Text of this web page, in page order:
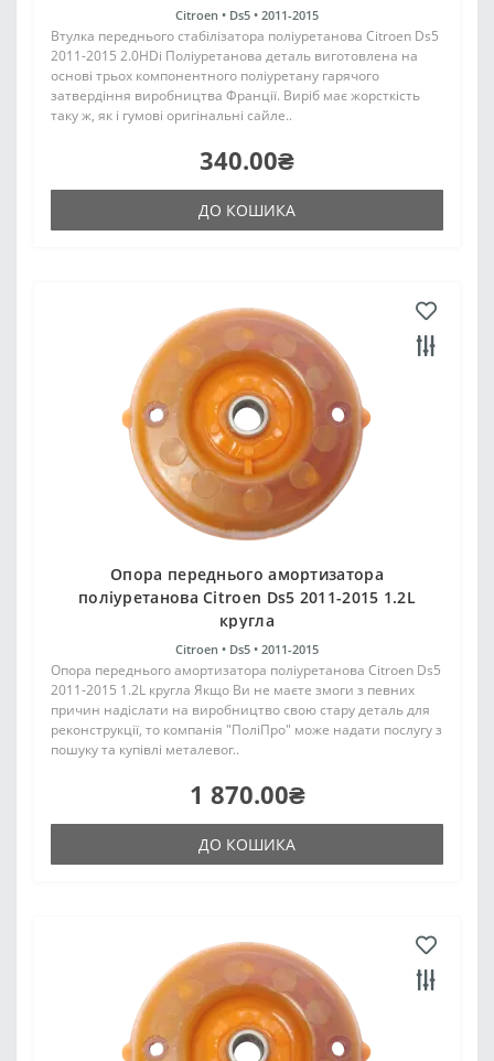
Citroen • Ds5 • 2011-2015
Втулка переднього стабілізатора поліуретанова Citroen Ds5
2011-2015 2.0HDi Поліуретанова деталь виготовлена на
основі трьох компонентного поліуретану гарячого
затвердіння виробництва Франції. Виріб має жорсткість
таку ж, як і гумові оригінальні сайле..
340.00₴
ДО КОШИКА
Опора переднього амортизатора
поліуретанова Citroen Ds5 2011-2015 1.2L
кругла
Citroen • Ds5 • 2011-2015
Опора переднього амортизатора поліуретанова Citroen Ds5
2011-2015 1.2L кругла Якщо Ви не маєте змоги з певних
причин надіслати на виробництво свою стару деталь для
реконструкції, то компанія "ПоліПро" може надати послугу з
пошуку та купівлі металевог..
1 870.00₴
ДО КОШИКА